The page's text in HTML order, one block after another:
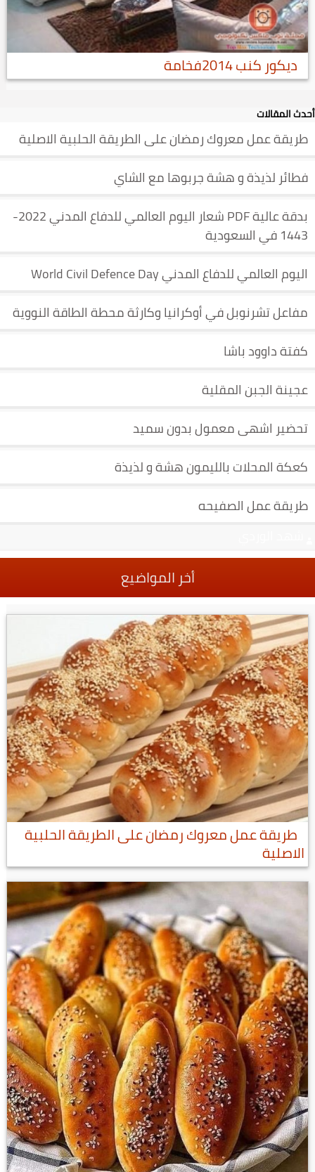
ديكور كنب 2014فخامة
أحدث المقالات
طريقة عمل معروك رمضان على الطريقة الحلبية الاصلية
فطائر لذيذة و هشة جربوها مع الشاي
بدقة عالية PDF شعار اليوم العالمي للدفاع المدني 2022-
1443 في السعودية
اليوم العالمي للدفاع المدني World Civil Defence Day
مفاعل تشرنوبل في أوكرانيا وكارثة محطة الطاقة النووية
كفتة داوود باشا
عجينة الجبن المقلية
تحضير اشهى معمول بدون سميد
كعكة المحلات بالليمون هشة و لذيذة
طريقة عمل الصفيحه
أخر المواضيع
طريقة عمل معروك رمضان على الطريقة الحلبية
الاصلية